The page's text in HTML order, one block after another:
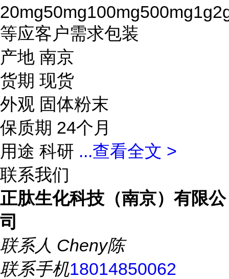
等应客户需求包装
产地 南京
货期 现货
外观 固体粉末
保质期 24个月
用途 科研 ...查看全文 >
联系我们
正肽生化科技（南京）有限公
司
联系人 Cheny陈
联系手机18014850062